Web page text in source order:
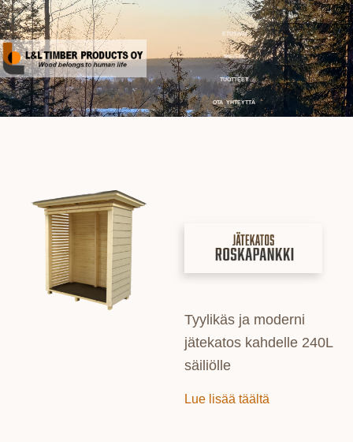
etusivu
meistä
tuotteet
ota yhteyttä
Tyylikäs ja moderni
jätekatos kahdelle 240L
säiliölle
Lue lisää täältä